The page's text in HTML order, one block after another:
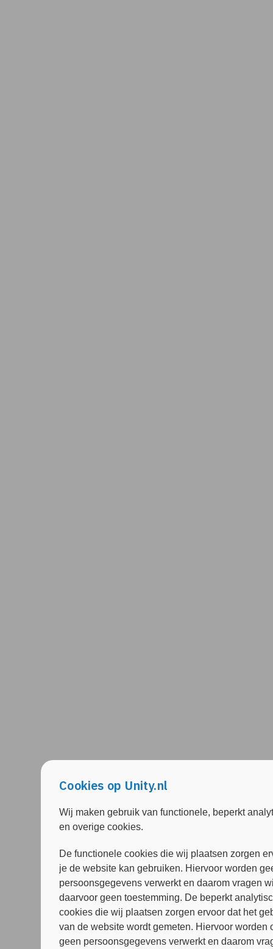
Cookies op Unity.nl
Wij maken gebruik van functionele, beperkt
en overige cookies.
De functionele cookies die wij plaatsen zorgen
je de website kan gebruiken. Hiervoor worden
persoonsgegevens verwerkt en daarom vragen
daarvoor geen toestemming. De beperkt
cookies die wij plaatsen zorgen ervoor dat het
van de website wordt gemeten. Hiervoor worden
geen persoonsgegevens verwerkt en daarom